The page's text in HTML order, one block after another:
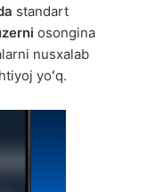
standart
osongina
nusxalab
yoʻq.